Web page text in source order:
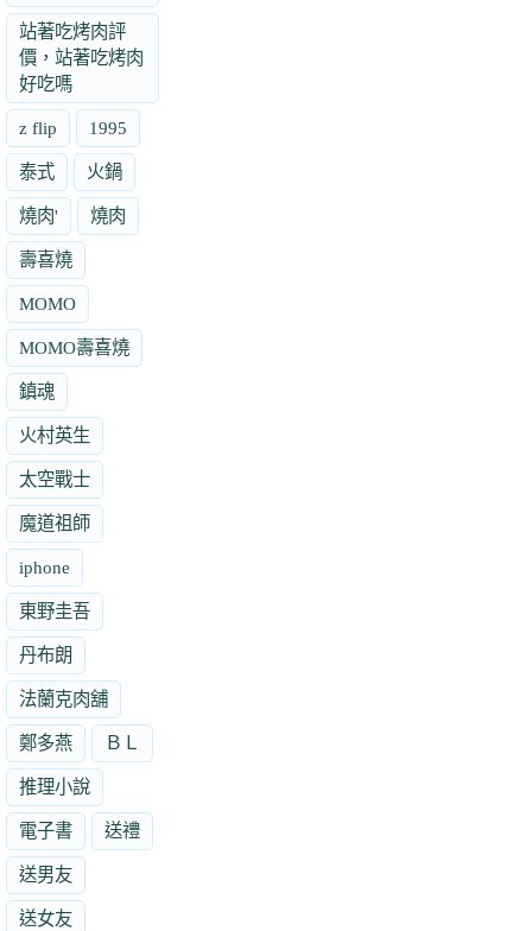
站著吃烤肉評
價，站著吃烤肉
好吃嗎
z flip 1995
泰式 火鍋
燒肉' 燒肉
壽喜燒
MOMO
MOMO壽喜燒
鎮魂
火村英生
太空戰士
魔道祖師
iphone
東野圭吾
丹布朗
法蘭克肉舖
鄭多燕 ＢＬ
推理小說
電子書 送禮
送男友
送女友